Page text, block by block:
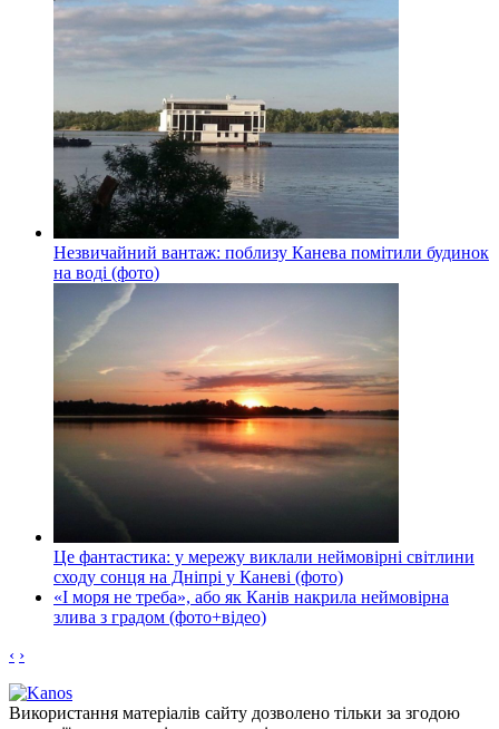
Незвичайний вантаж: поблизу Канева помітили будинок
на воді (фото)
Це фантастика: у мережу виклали неймовірні світлини
сходу сонця на Дніпрі у Каневі (фото)
«І моря не треба», або як Канів накрила неймовірна
злива з градом (фото+відео)
‹ ›
Використання матеріалів сайту дозволено тільки за згодою